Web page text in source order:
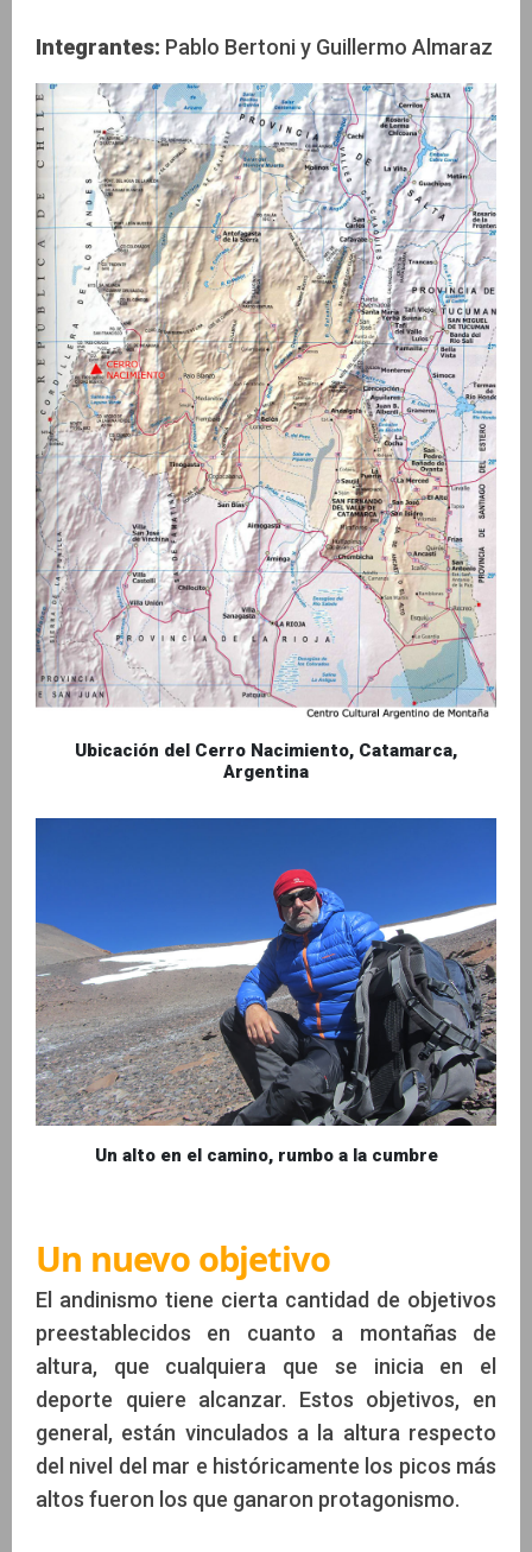
Integrantes: Pablo Bertoni y Guillermo Almaraz
Ubicación del Cerro Nacimiento, Catamarca,
Argentina
Un alto en el camino, rumbo a la cumbre
Un nuevo objetivo
El andinismo tiene cierta cantidad de objetivos
preestablecidos en cuanto a montañas de
altura, que cualquiera que se inicia en el
deporte quiere alcanzar. Estos objetivos, en
general, están vinculados a la altura respecto
del nivel del mar e históricamente los picos más
altos fueron los que ganaron protagonismo.